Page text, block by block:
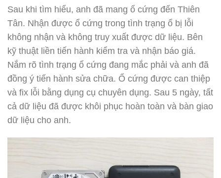
Sau khi tìm hiểu, anh đã mang ổ cứng đến Thiên
Tân. Nhận được ổ cứng trong tình trạng ổ bị lỗi
không nhận và không truy xuất được dữ liệu. Bên
kỹ thuật liền tiến hành kiểm tra và nhận báo giá.
Nắm rõ tình trạng ổ cứng đang mắc phải và anh đã
đồng ý tiến hành sửa chữa. Ổ cứng được can thiệp
và fix lỗi bằng dụng cụ chuyên dụng. Sau 5 ngày, tất
cả dữ liệu đã được khôi phục hoàn toàn và bàn giao
dữ liệu cho anh.